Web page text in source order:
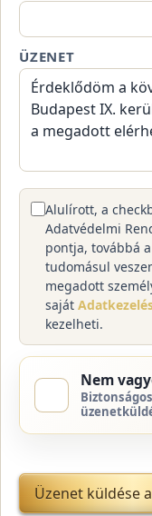
ÜZENET
Alulírott, a
Adatvédelmi
pontja, továbbá
tudomásul
megadott
saját
kezelheti.
Nem
Üzenet küldése